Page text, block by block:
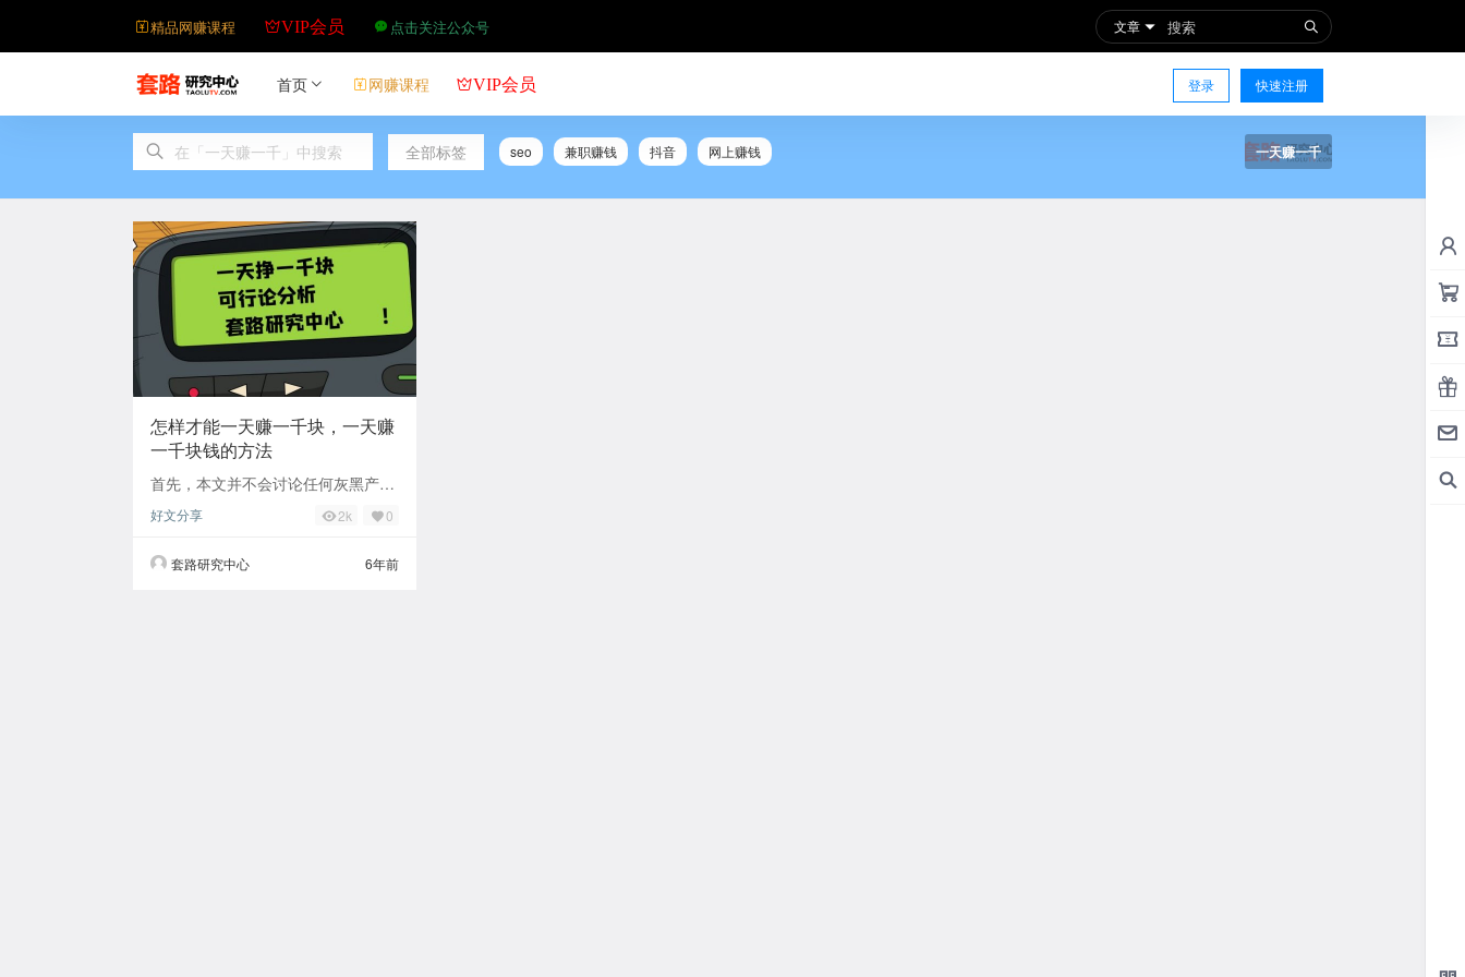
精品网赚课程 VIP会员 点击关注公众号 文章
登录 快速注册
首页 网赚课程 VIP会员
全部标签 seo 兼职赚钱 抖音 网上赚钱 一天赚一千
怎样才能一天赚一千块，一天赚
一千块钱的方法
首先，本文并不会讨论任何灰黑产业
论分享一天挣一千块钱的可行性。 其
好文分享 2k 0
套路研究中心 6年前